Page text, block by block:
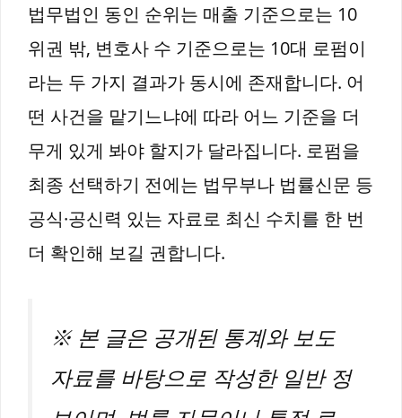
법무법인 동인 순위는 매출 기준으로는 10
위권 밖, 변호사 수 기준으로는 10대 로펌이
라는 두 가지 결과가 동시에 존재합니다. 어
떤 사건을 맡기느냐에 따라 어느 기준을 더
무게 있게 봐야 할지가 달라집니다. 로펌을
최종 선택하기 전에는 법무부나 법률신문 등
공식·공신력 있는 자료로 최신 수치를 한 번
더 확인해 보길 권합니다.
※ 본 글은 공개된 통계와 보도
자료를 바탕으로 작성한 일반 정